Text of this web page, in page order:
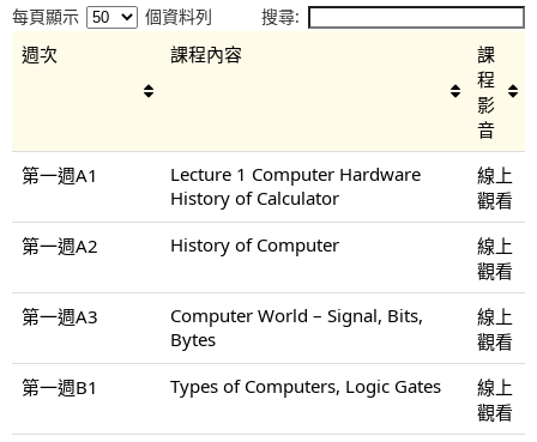
每頁顯示 個資料列 搜尋:
週次 課程內容
課
程
影
音
第一週A1
Lecture 1 Computer Hardware
History of Calculator
線上
觀看
第一週A2
History of Computer
線上
觀看
第一週A3
Computer World – Signal, Bits,
Bytes
線上
觀看
第一週B1
Types of Computers, Logic Gates
線上
觀看